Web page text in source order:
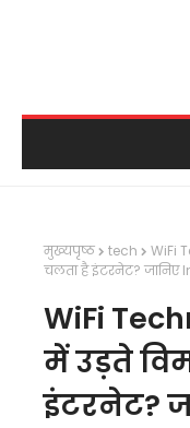
मुख्यपृष्ठ tech
WiFi
चलता है इंटरनेट? जानिए
WiFi
में उड़ते
इंटरनेट?